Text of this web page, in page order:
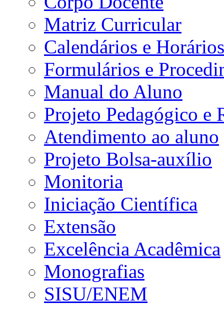
Matriz Curricular
Calendários e Horários
Formulários e
Manual do Aluno
Projeto Pedagógico e
Atendimento ao aluno
Projeto Bolsa-auxílio
Monitoria
Iniciação Científica
Extensão
Excelência Acadêmica
Monografias
SISU/ENEM